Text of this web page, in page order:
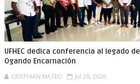
UFHEC dedica conferencia al legado
Ogando Encarnación
CRISTHIAN MATEO Jul 29, 2026